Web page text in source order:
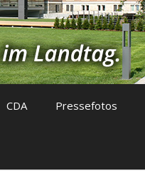
CDA Pressefotos